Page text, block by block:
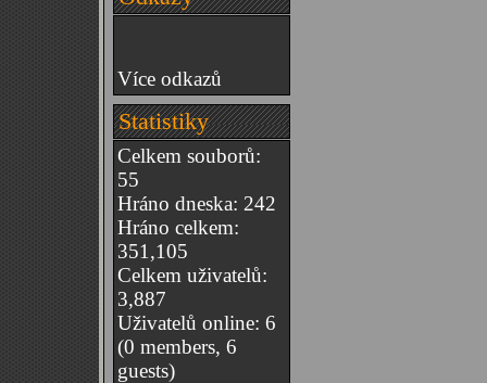
Více odkazů
Statistiky
Celkem souborů:
55
Hráno dneska: 242
Hráno celkem:
351,105
Celkem uživatelů:
3,887
Uživatelů online: 6
(0 members, 6
guests)